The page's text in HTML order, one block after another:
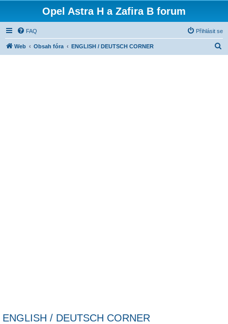
Opel Astra H a Zafira B forum
FAQ Přihlásit se
Web Obsah fóra ENGLISH / DEUTSCH CORNER
ENGLISH / DEUTSCH CORNER